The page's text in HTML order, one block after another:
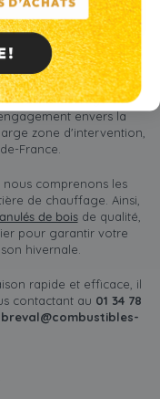
unservice de
de chauffage aux
envers la
zone d'intervention,
France.
nous comprenons les
de chauffage. Ainsi,
de boisde qualité,
pour garantir votre
hivernale.
rapide et efficace, il
contactant au 01 34 78
breval@combustibles-